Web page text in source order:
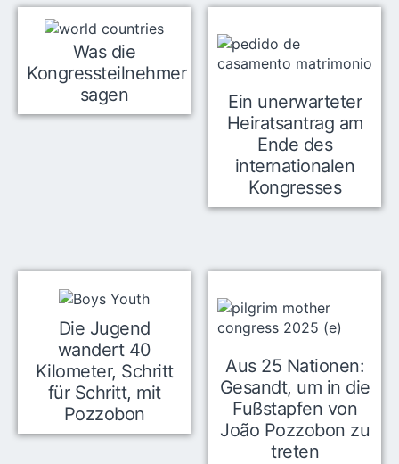
Was die
Kongressteilnehmer
sagen
Ein unerwarteter
Heiratsantrag am
Ende des
internationalen
Kongresses
Die Jugend
wandert 40
Kilometer, Schritt
für Schritt, mit
Pozzobon
Aus 25 Nationen:
Gesandt, um in die
Fußstapfen von
João Pozzobon zu
treten